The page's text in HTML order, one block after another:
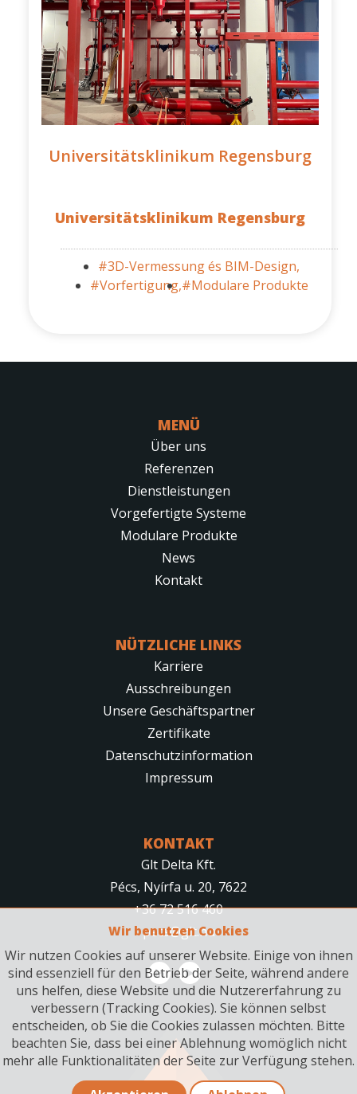
Universitätsklinikum Regensburg
Universitätsklinikum Regensburg
#3D-Vermessung és BIM-Design,
#Vorfertigung,#Modulare Produkte
MENÜ
Über uns
Referenzen
Dienstleistungen
Vorgefertigte Systeme
Modulare Produkte
News
Kontakt
NÜTZLICHE LINKS
Karriere
Ausschreibungen
Unsere Geschäftspartner
Zertifikate
Datenschutzinformation
Impressum
KONTAKT
Glt Delta Kft.
Pécs, Nyírfa u. 20, 7622
+36 72 516 460
pecs@glt.hu
Wir benutzen Cookies
Wir nutzen Cookies auf unserer Website. Einige von ihnen
sind essenziell für den Betrieb der Seite, während andere
uns helfen, diese Website und die Nutzererfahrung zu
verbessern (Tracking Cookies). Sie können selbst
entscheiden, ob Sie die Cookies zulassen möchten. Bitte
beachten Sie, dass bei einer Ablehnung womöglich nicht
mehr alle Funktionalitäten der Seite zur Verfügung stehen.